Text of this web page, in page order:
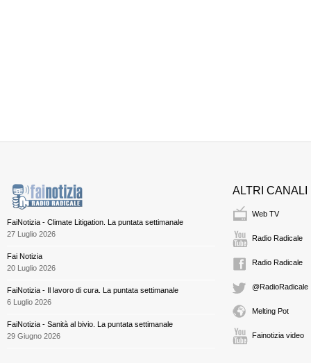
FaiNotizia - Climate Litigation. La puntata settimanale
27 Luglio 2026
Fai Notizia
20 Luglio 2026
FaiNotizia - Il lavoro di cura. La puntata settimanale
6 Luglio 2026
FaiNotizia - Sanità al bivio. La puntata settimanale
29 Giugno 2026
ALTRI CANALI
Web TV
Radio Radicale
Radio Radicale
@RadioRadicale
Melting Pot
Fainotizia video